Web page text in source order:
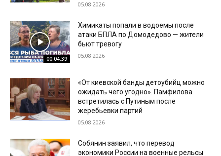
05.08.2026
00:04:39
Химикаты попали в водоемы после
атаки БПЛА по Домодедово — жители
бьют тревогу
05.08.2026
«От киевской банды детоубийц можно
ожидать чего угодно». Памфилова
встретилась с Путиным после
жеребьевки партий
05.08.2026
Собянин заявил, что перевод
экономики России на военные рельсы